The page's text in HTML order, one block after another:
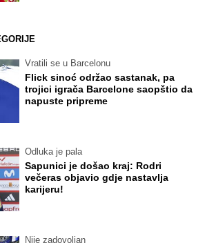
Vratili se u Barcelonu
Flick sinoć održao sastanak, pa
trojici igrača Barcelone saopštio da
napuste pripreme
Odluka je pala
Sapunici je došao kraj: Rodri
večeras objavio gdje nastavlja
karijeru!
Nije zadovoljan